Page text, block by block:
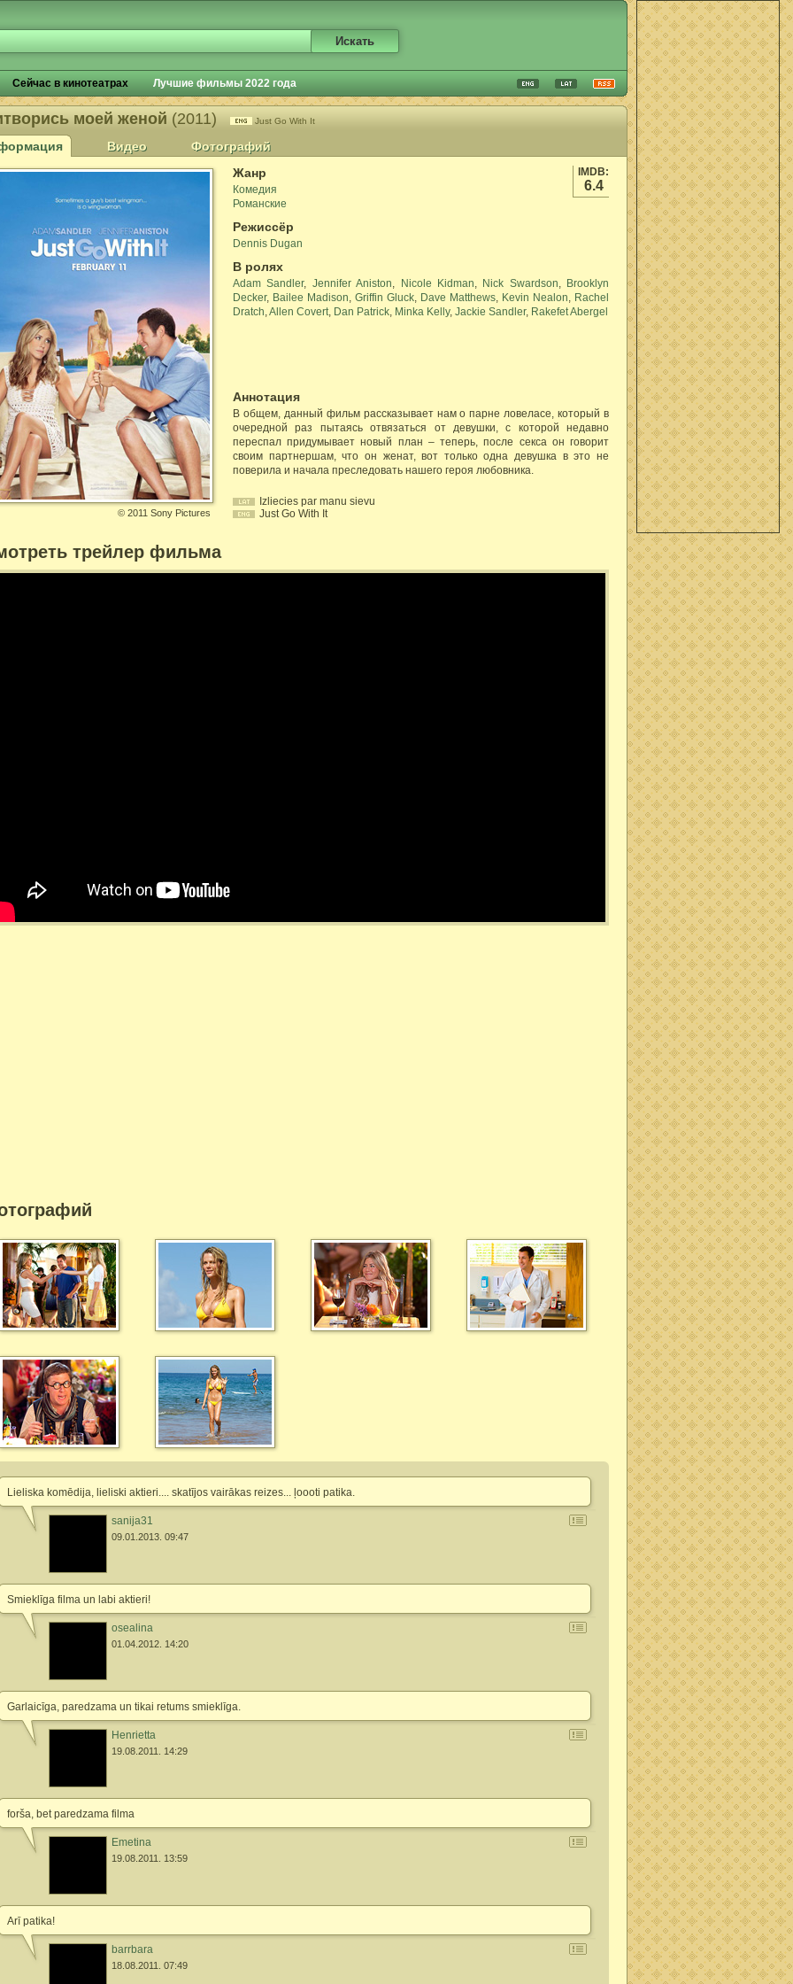
Сейчас в кинотеатрах Лучшие фильмы 2022 года
моей женой (2011) Just Go With It
Видео Фотографий
IMDB:
6.4
Жанр
Комедия
Романские
Режиссёр
Dennis Dugan
В ролях
Adam Sandler, Jennifer Aniston, Nicole Kidman, Nick Swardson, Brooklyn
Decker, Bailee Madison, Griffin Gluck, Dave Matthews, Kevin Nealon, Rachel
Dratch,Allen Covert, Dan Patrick, Minka Kelly, Jackie Sandler, Rakefet Abergel
Аннотация
В общем, данный фильм рассказывает нам о парне ловеласе, который в
очередной раз пытаясь отвязаться от девушки, с которой недавно
переспал придумывает новый план – теперь, после секса он говорит
своим партнершам, что он женат, вот только одна девушка в это не
поверила и начала преследовать нашего героя любовника.
Izliecies par manu sievu
Just Go With It
© 2011 Sony Pictures
трейлер фильма
Lieliska komēdija, lieliski aktieri.... skatījos vairākas reizes... ļoooti patika.
sanija31
09.01.2013. 09:47
Smieklīga filma un labi aktieri!
osealina
01.04.2012. 14:20
Garlaicīga, paredzama un tikai retums smieklīga.
Henrietta
19.08.2011. 14:29
forša, bet paredzama filma
Emetina
19.08.2011. 13:59
Arī patika!
barrbara
18.08.2011. 07:49